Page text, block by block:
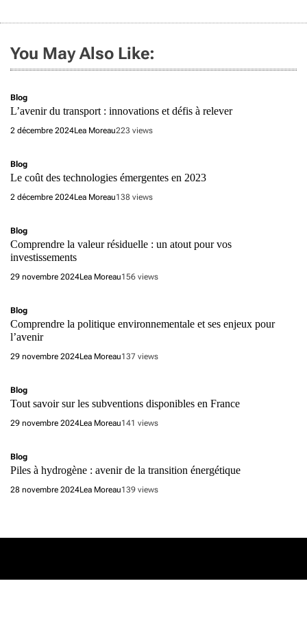
You May Also Like:
Blog
L’avenir du transport : innovations et défis à relever
2 décembre 2024Lea Moreau223 views
Blog
Le coût des technologies émergentes en 2023
2 décembre 2024Lea Moreau138 views
Blog
Comprendre la valeur résiduelle : un atout pour vos
investissements
29 novembre 2024Lea Moreau156 views
Blog
Comprendre la politique environnementale et ses enjeux pour
l’avenir
29 novembre 2024Lea Moreau137 views
Blog
Tout savoir sur les subventions disponibles en France
29 novembre 2024Lea Moreau141 views
Blog
Piles à hydrogène : avenir de la transition énergétique
28 novembre 2024Lea Moreau139 views